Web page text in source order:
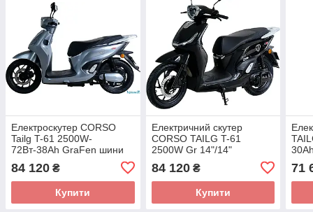
Електроскутер CORSO
Tailg T-61 2500W-
72Вт-38Ah GraFen шини
84 120 ₴
Купити
Електричний скутер
CORSO TAILG T-61
2500W Gr 14"/14"
84 120₴
Купити
71